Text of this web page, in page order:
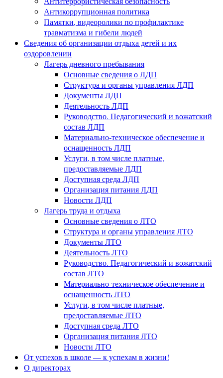
Антикоррупционная политика
Памятки, видеоролики по профилактике
травматизма и гибели людей
Сведения об организации отдыха детей и их
оздоровлении
Лагерь дневного пребывания
Основные сведения о ЛДП
Структура и органы управления ЛДП
Документы ЛДП
Деятельность ЛДП
Руководство. Педагогический и вожатский
состав ЛДП
Материально-техническое обеспечение и
оснащенность ЛДП
Услуги, в том числе платные,
предоставляемые ЛДП
Доступная среда ЛДП
Организация питания ЛДП
Новости ЛДП
Лагерь труда и отдыха
Основные сведения о ЛТО
Структура и органы управления ЛТО
Документы ЛТО
Деятельность ЛТО
Руководство. Педагогический и вожатский
состав ЛТО
Материально-техническое обеспечение и
оснащенность ЛТО
Услуги, в том числе платные,
предоставляемые ЛТО
Доступная среда ЛТО
Организация питания ЛТО
Новости ЛТО
От успехов в школе — к успехам в жизни!
О директорах